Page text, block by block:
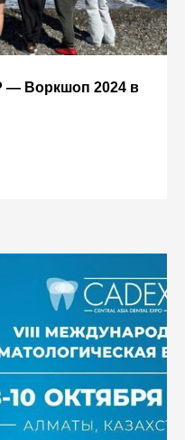
— Воркшоп 2024 в